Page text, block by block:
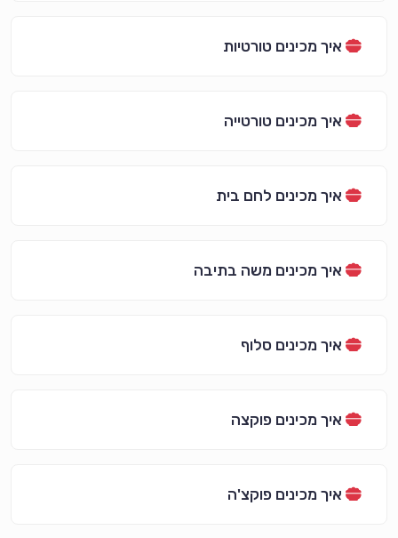
איך מכינים טורטיות
איך מכינים טורטייה
איך מכינים לחם בית
איך מכינים משה בתיבה
איך מכינים סלוף
איך מכינים פוקצה
איך מכינים פוקצ'ה